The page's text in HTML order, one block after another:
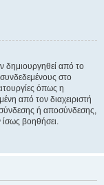
δημιουργηθεί από το
στο
όπως η
από τον διαχειριστή
ή αποσύνδεσης,
βοηθήσει.